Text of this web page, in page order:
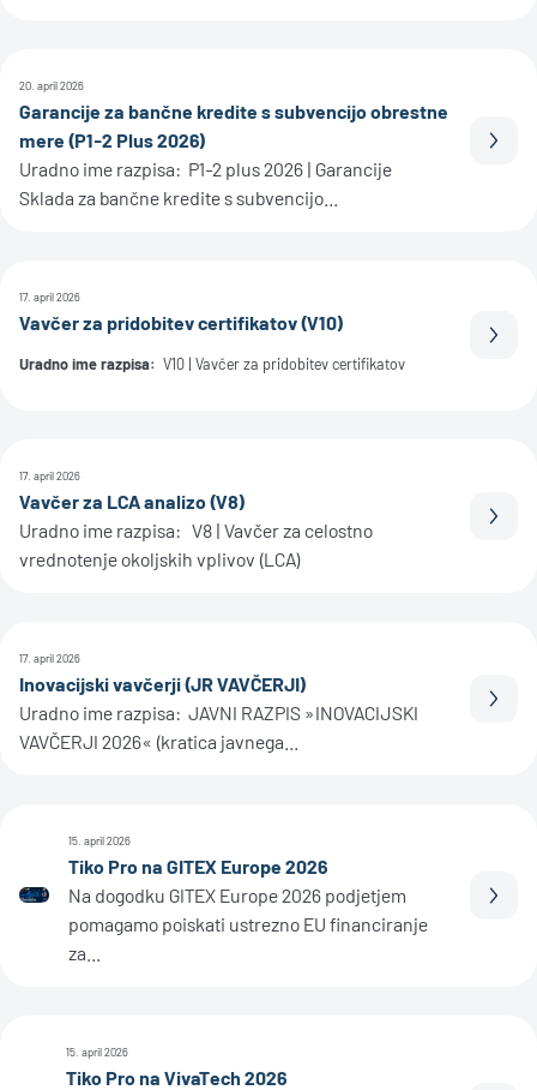
20. april 2026
Garancije za bančne kredite s subvencijo obrestne
mere (P1-2 Plus 2026)
Uradno ime razpisa: P1-2 plus 2026 | Garancije
Sklada za bančne kredite s subvencijo...
17. april 2026
Vavčer za pridobitev certifikatov (V10)
Uradno ime razpisa: V10 | Vavčer za pridobitev certifikatov
17. april 2026
Vavčer za LCA analizo (V8)
Uradno ime razpisa: V8 | Vavčer za celostno
vrednotenje okoljskih vplivov (LCA)
17. april 2026
Inovacijski vavčerji (JR VAVČERJI)
Uradno ime razpisa: JAVNI RAZPIS »INOVACIJSKI
VAVČERJI 2026« (kratica javnega...
15. april 2026
Tiko Pro na GITEX Europe 2026
Na dogodku GITEX Europe 2026 podjetjem
pomagamo poiskati ustrezno EU financiranje
za...
15. april 2026
Tiko Pro na VivaTech 2026